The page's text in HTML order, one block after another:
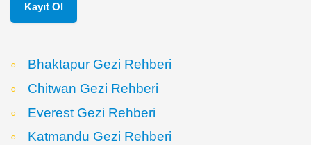
Kayıt Ol
Bhaktapur Gezi Rehberi
Chitwan Gezi Rehberi
Everest Gezi Rehberi
Katmandu Gezi Rehberi